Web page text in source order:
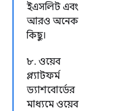
ইএসলিট এবং
আরও অনেক
কিছু।
৮. ওয়েব
প্ল্যাটফর্ম
ড্যাশবোর্ডের
মাধ্যমে ওয়েব